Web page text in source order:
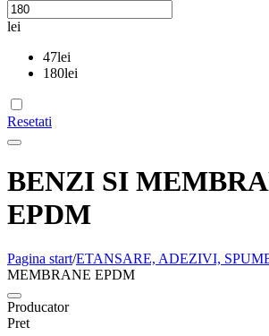
lei
47lei
180lei
Resetati
BENZI SI
EPDM
Pagina start/ETANSARE, ADEZIVI,
MEMBRANE EPDM
Producator
Pret